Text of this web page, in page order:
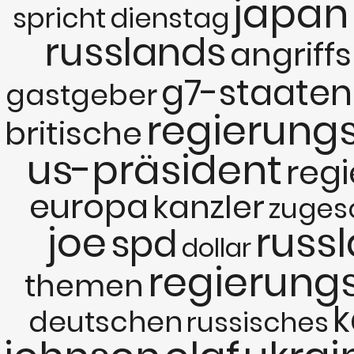
sprichtdienstag japan
russlands
gastgeberg7-staaten
britische
us-präsident
europakanzler
joespd dollar
themen
deutschenrussisches